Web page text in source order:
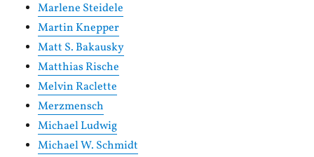
Marlene Steidele
Martin Knepper
Matt S. Bakausky
Matthias Rische
Melvin Raclette
Merzmensch
Michael Ludwig
Michael W. Schmidt